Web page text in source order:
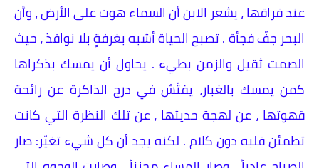
عند فراقها ، يشعر الابن أن السماء هوت على الأرض ، وأن
البحر جفّ فجأة . تصبح الحياة أشبه بغرفةٍ بلا نوافذ ، حيث
الصمت ثقيل والزمن بطيء . يحاول أن يمسك بذكراها
كمن يمسك بالغبار، يفتّش في درج الذاكرة عن رائحة
قهوتها ، عن لهجة حديثها ، عن تلك النظرة التي كانت
تطمئن قلبه دون كلام . لكنه يجد أن كل شيء تغيّر: صار